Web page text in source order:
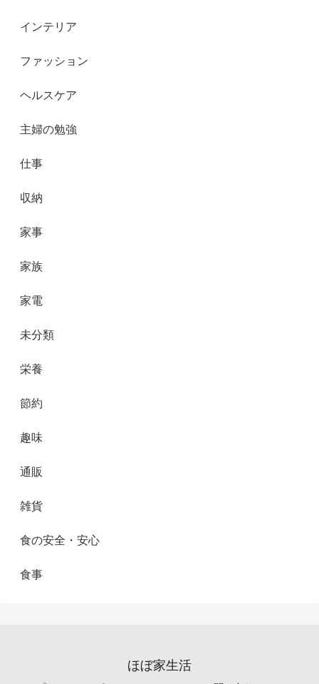
インテリア
ファッション
ヘルスケア
主婦の勉強
仕事
収納
家事
家族
家電
未分類
栄養
節約
趣味
通販
雑貨
食の安全・安心
食事
ほぼ家生活